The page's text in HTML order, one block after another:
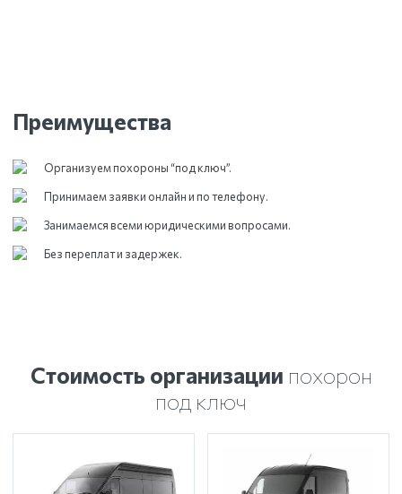
Преимущества
Организуем похороны “под ключ”.
Принимаем заявки онлайн и по телефону.
Занимаемся всеми юридическими вопросами.
Без переплат и задержек.
Стоимость организации похорон
под ключ